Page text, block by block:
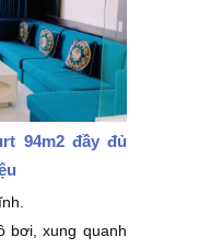
94m2 đầy đủ
bơi, xung quanh